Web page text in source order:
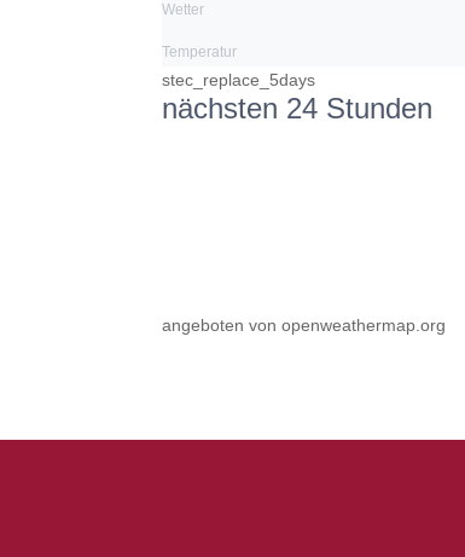
Wetter
Temperatur
stec_replace_5days
nächsten 24 Stunden
angeboten von openweathermap.org